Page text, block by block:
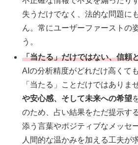
失うだけでなく、法的な問題に
ん。常にユーザーファーストの
う。
「当たる」だけではない、信頼
AIの分析精度がどれだけ高くて
「当たる」ことだけではありま
や安心感、そして未来への希望
のため、占い結果をただ提示す
添う言葉やポジティブなメッセ
人間的な温かみを加える工夫が